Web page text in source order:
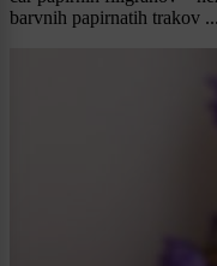
barvnih papirnatih trakov ...